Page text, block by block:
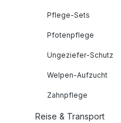
Pflege-Sets
Pfotenpflege
Ungeziefer-Schutz
Welpen-Aufzucht
Zahnpflege
Reise & Transport